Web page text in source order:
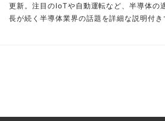
更新。注目のIoTや自動運転など、半導体の
長が続く半導体業界の話題を詳細な説明付き